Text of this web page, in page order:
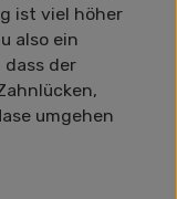
ist viel höher
also ein
dass der
umgehen